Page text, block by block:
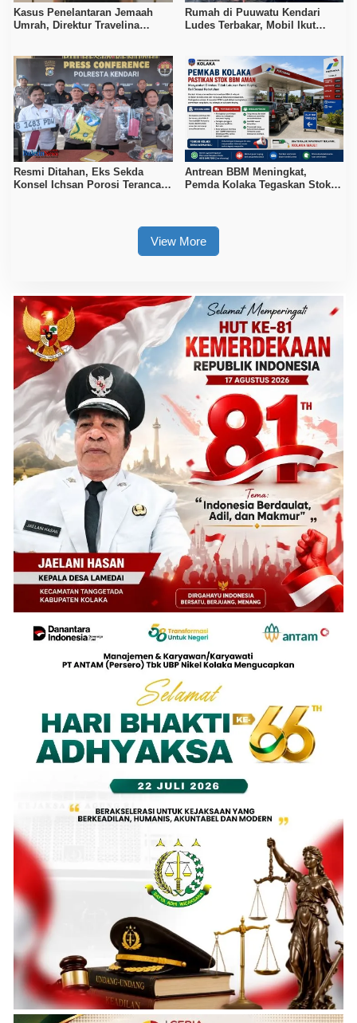
Kasus Penelantaran Jemaah
Umrah, Direktur Travelina
Rumah di Puuwatu Kendari
Ludes Terbakar, Mobil Ikut
Resmi Ditahan, Eks Sekda
Konsel Ichsan Porosi Terancam
Antrean BBM Meningkat,
Pemda Kolaka Tegaskan Stok
View More